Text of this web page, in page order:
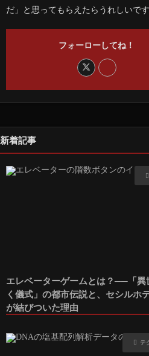
だ」と思ってもらえたらうれしいです
フォーローしてね！
新着記事
エレベーターゲームとは？──「異
く儀式」の都市伝説と、セシルホ
が結びついた理由
テ